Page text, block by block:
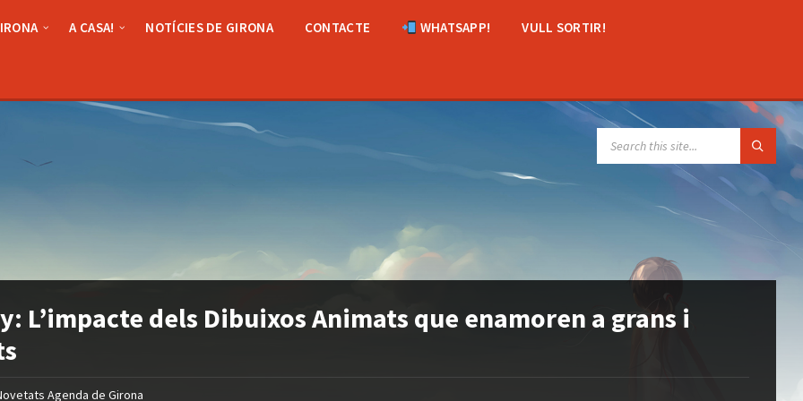
A CASA! NOTÍCIES DE GIRONA CONTACTE WHATSAPP! VULL SORTIR!
L’impacte dels Dibuixos Animats que enamoren a grans i
Agenda de Girona